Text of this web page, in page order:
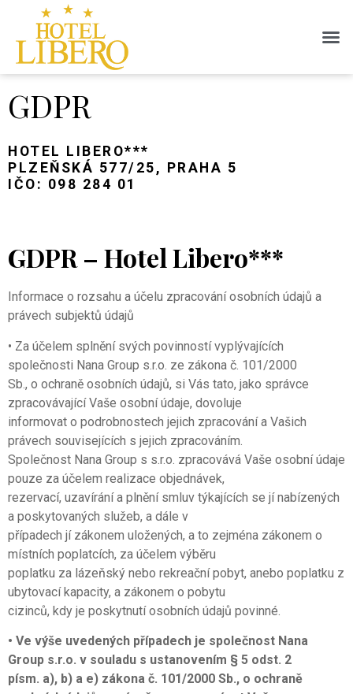
GDPR
HOTEL LIBERO***
PLZEŇSKÁ 577/25, PRAHA 5
IČO: 098 284 01
GDPR – Hotel Libero***
Informace o rozsahu a účelu zpracování osobních údajů a
právech subjektů údajů
• Za účelem splnění svých povinností vyplývajících
společnosti Nana Group s.r.o. ze zákona č. 101/2000
Sb., o ochraně osobních údajů, si Vás tato, jako správce
zpracovávající Vaše osobní údaje, dovoluje
informovat o podrobnostech jejich zpracování a Vašich
právech souvisejících s jejich zpracováním.
Společnost Nana Group s s.r.o. zpracovává Vaše osobní údaje
pouze za účelem realizace objednávek,
rezervací, uzavírání a plnění smluv týkajících se jí nabízených
a poskytovaných služeb, a dále v
případech jí zákonem uložených, a to zejména zákonem o
místních poplatcích, za účelem výběru
poplatku za lázeňský nebo rekreační pobyt, anebo poplatku z
ubytovací kapacity, a zákonem o pobytu
cizinců, kdy je poskytnutí osobních údajů povinné.
• Ve výše uvedených případech je společnost Nana
Group s.r.o. v souladu s ustanovením § 5 odst. 2
písm. a), b) a e) zákona č. 101/2000 Sb., o ochraně